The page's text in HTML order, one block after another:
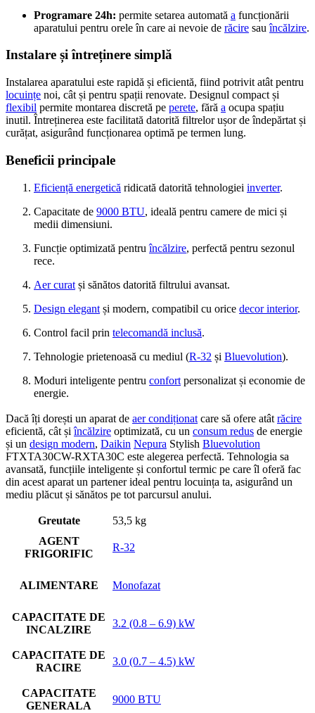
Programare 24h: permite setarea automată a funcționării
aparatului pentru orele în care ai nevoie de răcire sauîncălzire.
Instalare și întreținere simplă
Instalarea aparatului este rapidă și eficientă, fiind potrivit atât pentru
locuințe noi, cât și pentru spații renovate. Designul compact și
flexibil permite montarea discretă pe perete, fără a ocupa spațiu
inutil. Întreținerea este facilitată datorită filtrelor ușor de îndepărtat și
curățat, asigurând funcționarea optimă pe termen lung.
Beneficii principale
Eficiență energetică ridicată datorită tehnologiei inverter.
Capacitate de 9000 BTU, ideală pentru camere de mici și
medii dimensiuni.
Funcție optimizată pentruîncălzire, perfectă pentru sezonul
rece.
Aer curat și sănătos datorită filtrului avansat.
Design elegant și modern, compatibil cu orice decor interior.
Control facil prin telecomandă inclusă.
Tehnologie prietenoasă cu mediul (R-32 și Bluevolution).
Moduri inteligente pentru confort personalizat și economie de
energie.
Dacă îți dorești un aparat de aer condiționat care să ofere atât răcire
eficientă, cât șiîncălzire optimizată, cu un consum redus de energie
și un design modern, Daikin Nepura Stylish Bluevolution
FTXTA30CW-RXTA30C este alegerea perfectă. Tehnologia sa
avansată, funcțiile inteligente și confortul termic pe care îl oferă fac
din acest aparat un partener ideal pentru locuința ta, asigurând un
mediu plăcut și sănătos pe tot parcursul anului.
Greutate
53,5 kg
AGENT
FRIGORIFIC
R-32
ALIMENTARE Monofazat
CAPACITATE DE
INCALZIRE
3.2 (0.8 – 6.9) kW
CAPACITATE DE
RACIRE
3.0 (0.7 – 4.5) kW
CAPACITATE
GENERALA
9000 BTU